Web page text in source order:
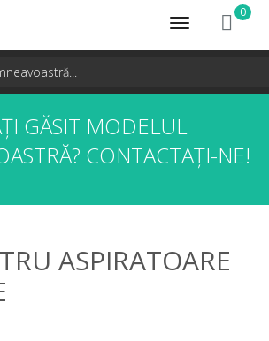
Toggle
navigation
0
GĂSIT MODELUL
CONTACTAȚI-NE!
ASPIRATOARE